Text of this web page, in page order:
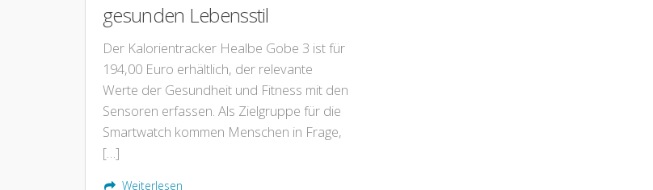
gesunden Lebensstil
Der Kalorientracker Healbe Gobe 3 ist für
194,00 Euro erhältlich, der relevante
Werte der Gesundheit und Fitness mit den
Sensoren erfassen. Als Zielgruppe für die
Smartwatch kommen Menschen in Frage,
[…]
Weiterlesen